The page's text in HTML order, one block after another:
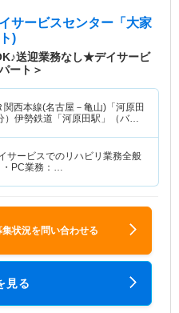
サービスセンター「大家
)
送迎業務なし★デイサービ
ート＞
関西本線(名古屋－亀山)「河原田
）伊勢鉄道「河原田駅」（バ
サービスでのリハビリ業務全般
・PC業務：…
状況を問い合わせる
見る